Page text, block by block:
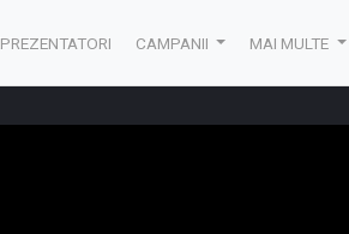
PREZENTATORI CAMPANII MAI MULTE